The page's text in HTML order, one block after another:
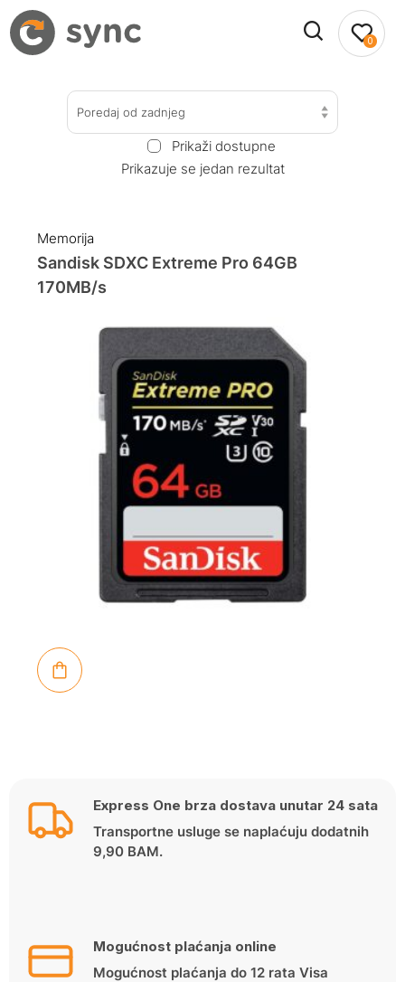
0
Poredaj od zadnjeg
Prikaži dostupne
Prikazuje se jedan rezultat
Memorija
Sandisk SDXC Extreme Pro 64GB
170MB/s
Express One brza dostava unutar 24 sata
Transportne usluge se naplaćuju dodatnih
9,90 BAM.
Mogućnost plaćanja online
Mogućnost plaćanja do 12 rata Visa